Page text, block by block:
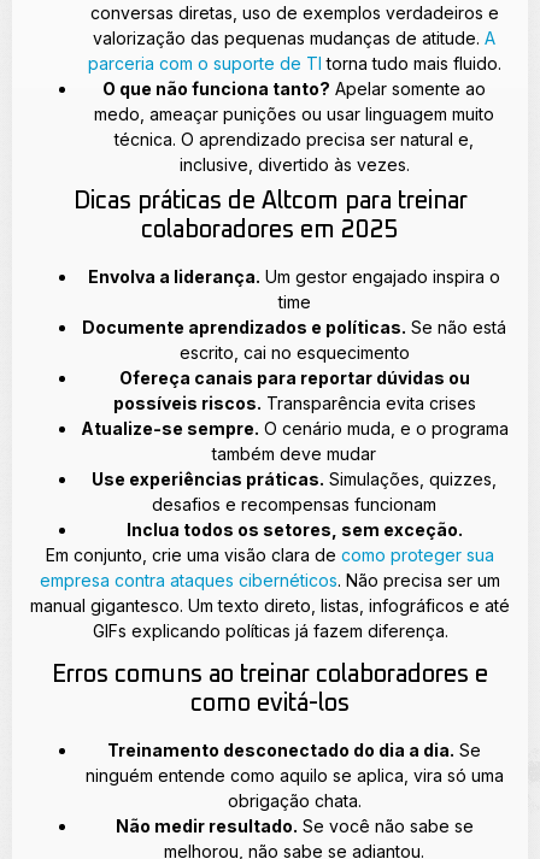
conversas diretas, uso de exemplos verdadeiros e
valorização das pequenas mudanças de atitude. A
parceria com o suporte de TI torna tudo mais fluido.
O que não funciona tanto? Apelar somente ao
medo, ameaçar punições ou usar linguagem muito
técnica. O aprendizado precisa ser natural e,
inclusive, divertido às vezes.
Dicas práticas de Altcom para treinar
colaboradores em 2025
Envolva a liderança. Um gestor engajado inspira o
time
Documente aprendizados e políticas. Se não está
escrito, cai no esquecimento
Ofereça canais para reportar dúvidas ou
possíveis riscos. Transparência evita crises
Atualize-se sempre. O cenário muda, e o programa
também deve mudar
Use experiências práticas. Simulações, quizzes,
desafios e recompensas funcionam
Inclua todos os setores, sem exceção.
Em conjunto, crie uma visão clara de como proteger sua
empresa contra ataques cibernéticos. Não precisa ser um
manual gigantesco. Um texto direto, listas, infográficos e até
GIFs explicando políticas já fazem diferença.
Erros comuns ao treinar colaboradores e
como evitá-los
Treinamento desconectado do dia a dia. Se
ninguém entende como aquilo se aplica, vira só uma
obrigação chata.
Não medir resultado. Se você não sabe se
melhorou, não sabe se adiantou.